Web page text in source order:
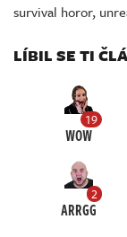
survival horor,
LÍBIL SE TI
19
WOW
2
ARRGG